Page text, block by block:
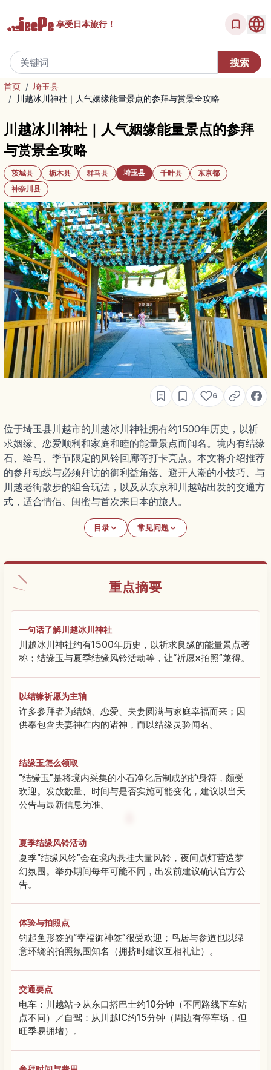
享受日本旅行！
首页 / 埼玉县
/
川越冰川神社｜人气姻缘能量景点的参拜与赏景全攻略
川越冰川神社｜人气姻缘能量景点的参拜
与赏景全攻略
茨城县 枥木县 群马县 埼玉县 千叶县
东京都
神奈川县
6
位于埼玉县川越市的川越冰川神社拥有约1500年历史，以祈
求姻缘、恋爱顺利和家庭和睦的能量景点而闻名。境内有结缘
石、绘马、季节限定的风铃回廊等打卡亮点。本文将介绍推荐
的参拜动线与必须拜访的御利益角落、避开人潮的小技巧、与
川越老街散步的组合玩法，以及从东京和川越站出发的交通方
式，适合情侣、闺蜜与首次来日本的旅人。
目录 常见问题
重点摘要
一句话了解川越冰川神社
川越冰川神社约有1500年历史，以祈求良缘的能量景点著
称；结缘玉与夏季结缘风铃活动等，让“祈愿×拍照”兼得。
以结缘祈愿为主轴
许多参拜者为结婚、恋爱、夫妻圆满与家庭幸福而来；因
供奉包含夫妻神在内的诸神，而以结缘灵验闻名。
结缘玉怎么领取
“结缘玉”是将境内采集的小石净化后制成的护身符，颇受
欢迎。发放数量、时间与是否实施可能变化，建议以当天
公告与最新信息为准。
夏季结缘风铃活动
夏季“结缘风铃”会在境内悬挂大量风铃，夜间点灯营造梦
幻氛围。举办期间每年可能不同，出发前建议确认官方公
告。
体验与拍照点
钓起鱼形签的“幸福御神签”很受欢迎；鸟居与参道也以绿
意环绕的拍照氛围知名（拥挤时建议互相礼让）。
交通要点
电车：川越站→从东口搭巴士约10分钟（不同路线下车站
点不同）／自驾：从川越IC约15分钟（周边有停车场，但
旺季易拥堵）。